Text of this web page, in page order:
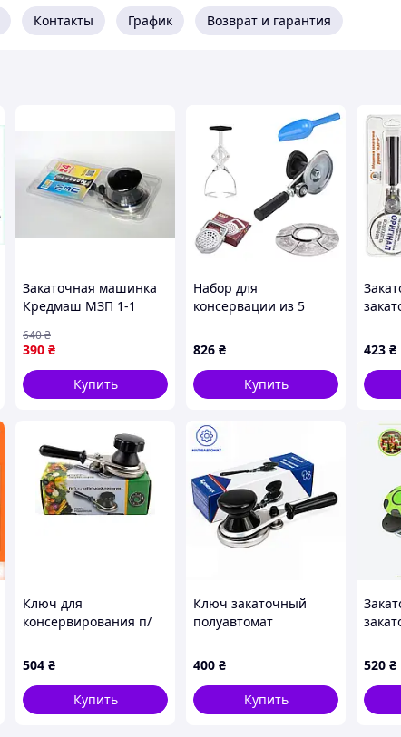
Контакты График Возврат и гарантия
Закаточная машинка
Кредмаш МЗП 1-1
Машинка для
консервации
Кременчук
Закаточный ключ 2BR-
390 ₴
640₴
Купить
Набор для
консервации из 5
П Люкс автомат
Продмаш +
стерилизатор + захват
для банок + совок
826 ₴
Купить
423 ₴
Ключ для
консервирования п/
504 ₴
Купить
Ключ закаточный
полуавтомат
400 ₴
Купить
с
и
520 ₴